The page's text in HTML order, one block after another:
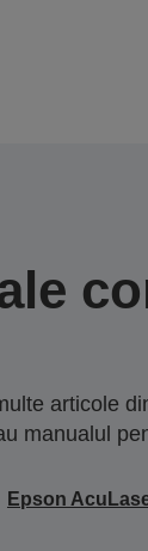
articole
manualul
Epson